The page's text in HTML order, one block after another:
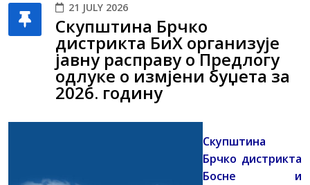
21 JULY 2026
Скупштина Брчко
дистрикта БиХ организује
јавну расправу о Предлогу
одлуке о измјени буџета за
2026. годину
Скупштина
Брчко дистрикта
Босне и